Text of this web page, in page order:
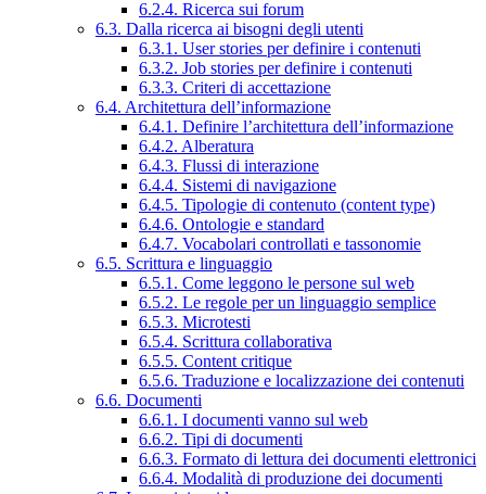
6.2.4. Ricerca sui forum
6.3. Dalla ricerca ai bisogni degli utenti
6.3.1. User stories per definire i contenuti
6.3.2. Job stories per definire i contenuti
6.3.3. Criteri di accettazione
6.4. Architettura dell’informazione
6.4.1. Definire l’architettura dell’informazione
6.4.2. Alberatura
6.4.3. Flussi di interazione
6.4.4. Sistemi di navigazione
6.4.5. Tipologie di contenuto (content type)
6.4.6. Ontologie e standard
6.4.7. Vocabolari controllati e tassonomie
6.5. Scrittura e linguaggio
6.5.1. Come leggono le persone sul web
6.5.2. Le regole per un linguaggio semplice
6.5.3. Microtesti
6.5.4. Scrittura collaborativa
6.5.5. Content critique
6.5.6. Traduzione e localizzazione dei contenuti
6.6. Documenti
6.6.1. I documenti vanno sul web
6.6.2. Tipi di documenti
6.6.3. Formato di lettura dei documenti elettronici
6.6.4. Modalità di produzione dei documenti